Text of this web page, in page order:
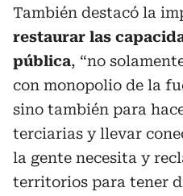
También destacó la
restaurar las
pública, “no
con monopolio de la
sino también para
terciarias y llevar
la gente necesita y
territorios para tener